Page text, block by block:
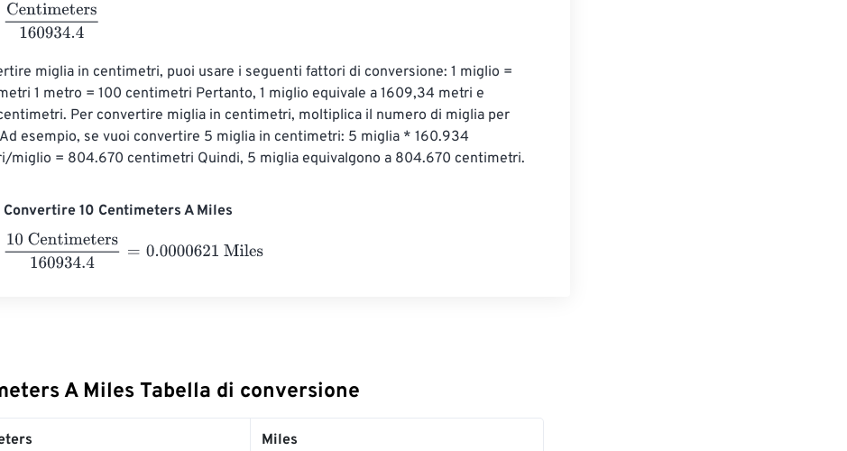
160934.4
miglia in centimetri, puoi usare i seguenti fattori di conversione: 1 miglio =
1 metro = 100 centimetri Pertanto, 1 miglio equivale a 1609,34 metri e
Per convertire miglia in centimetri, moltiplica il numero di miglia per
esempio, se vuoi convertire 5 miglia in centimetri: 5 miglia * 160.934
miglio = 804.670 centimetri Quindi, 5 miglia equivalgono a 804.670 centimetri.
Convertire 10 Centimeters A Miles
Centimeters160934.4 = 0.0000621 Miles
A Miles Tabella di conversione
Miles